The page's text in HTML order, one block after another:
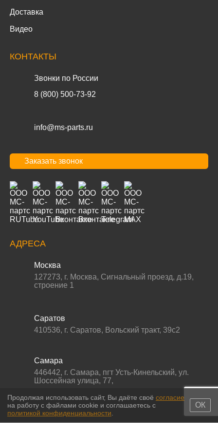
Доставка
Видео
КОНТАКТЫ
Звонки по России
8 (800) 500-73-92
info@ms-parts.ru
Заказать звонок
АДРЕСА
Москва
127273, г. Москва, Сигнальный проезд, д.19,
строение 1
Саратов
410536, г. Саратов, Вольский тракт, 39с2
Самара
446442, г. Самара, пгт Усть-Кинельский, ул.
Шоссейная улица, 77,
Продолжая использовать сайт, Вы даёте своё согласие
на работу с файлами cookie и соглашаетесь с
политикой конфиденциальности
ОК